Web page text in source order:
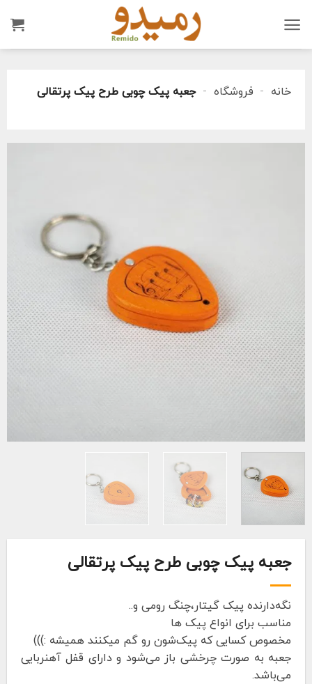
خانه - فروشگاه - جعبه پیک چوبی طرح پیک پرتقالی
جعبه پیک چوبی طرح پیک پرتقالی
نگه‌دارنده پیک گیتار،چنگ رومی و..
مناسب برای انواع پیک ها
مخصوص کسایی که پیک‌شون رو گم میکنند همیشه :)))
جعبه به صورت چرخشی باز می‌شود و دارای قفل آهنربایی
می‌باشد.